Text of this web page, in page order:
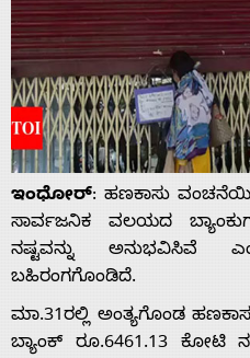
ಇಂಧೋರ್: ಹಣಕಾಸು
ಸಾರ್ವಜನಿಕ ವಲಯದ
ನಷ್ಟವನ್ನು ಅನುಭವಿಸಿವೆ
ಬಹಿರಂಗಗೊಂಡಿದೆ.
ಮಾ.31ರಲ್ಲಿ ಅಂತ್ಯಗೊಂಡ
ಬ್ಯಾಂಕ್ ರೂ.6461.13 ಕೋಟಿ